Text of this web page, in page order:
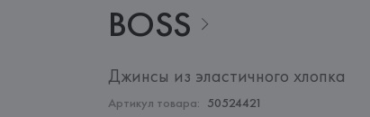
BOSS
Джинсы из эластичного хлопка
Артикул товара: 50524421